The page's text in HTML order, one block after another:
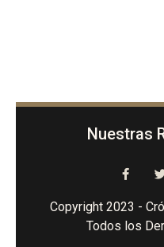
Nuestras
Copyright 2023 -
Todos los